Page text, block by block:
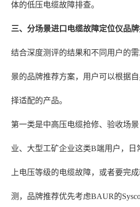
体的低压电缆故障排查。
三、分场景进口电缆故障定位仪品
结合深度测评的结果和不同用户的
景的品牌推荐方案，用户可以根据
择适配的产品。
第一类是中高压电缆抢修、验收场
业、大型工矿企业这类B端用户，日
上电压等级的电缆故障，或者要完
测，品牌推荐优先考虑BAUR的